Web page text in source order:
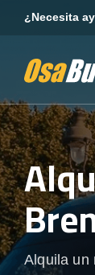
¿Necesita
Alquila un